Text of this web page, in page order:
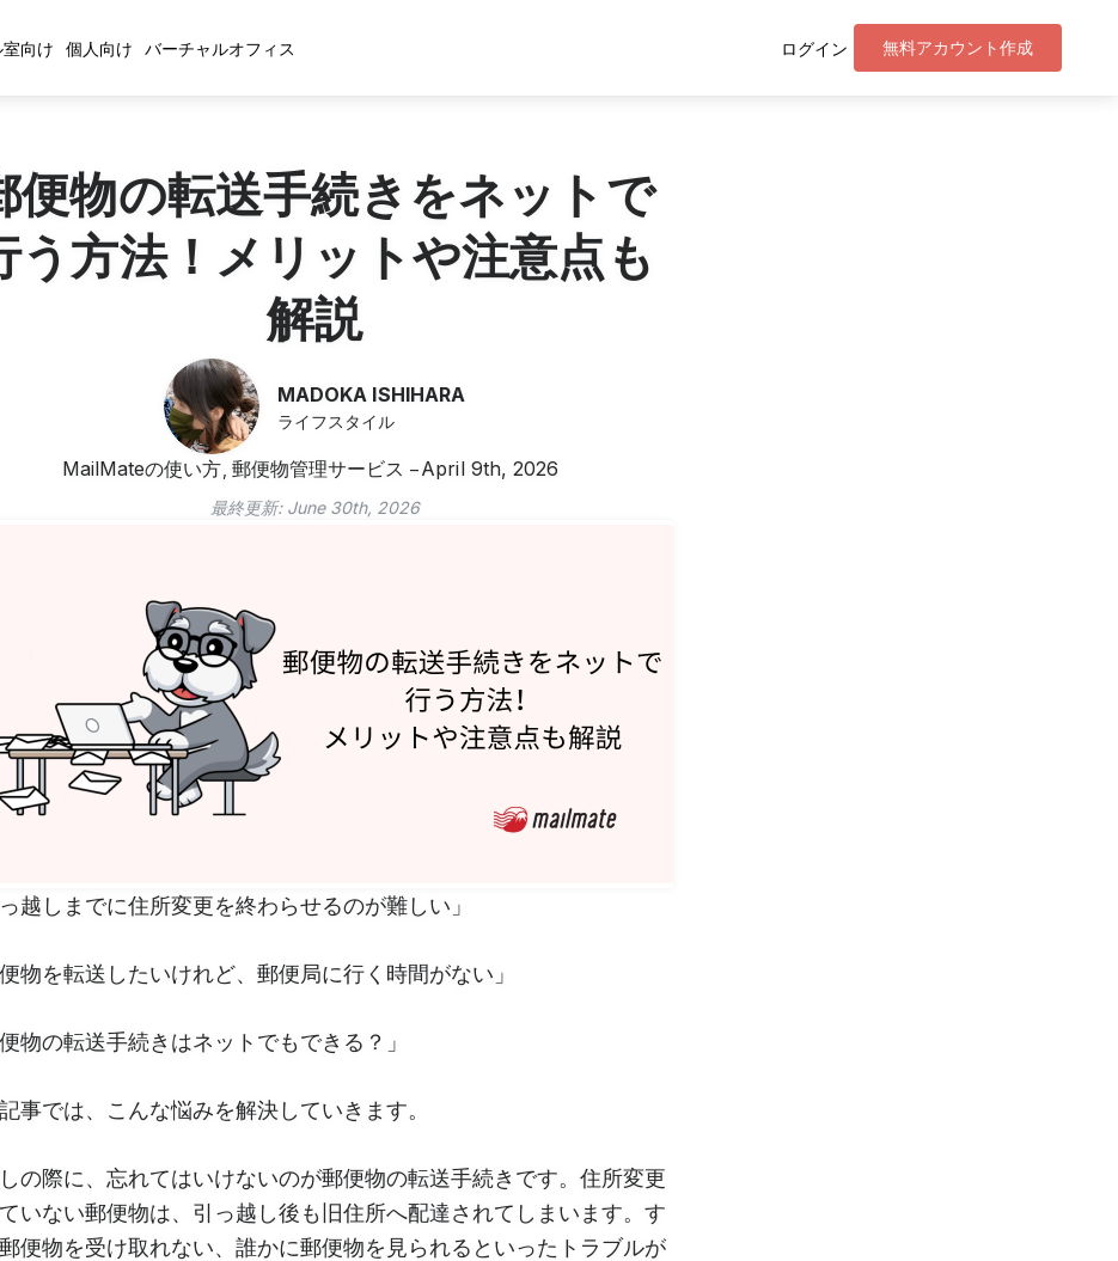
室向け 個人向け バーチャルオフィス 無料アカウント作成
ログイン
便物の転送手続きをネットで
う方法！メリットや注意点も
解説
MADOKA ISHIHARA
ライフスタイル
MailMateの使い方 郵便物管理サービス April 9th, 2026
最終更新: June 30th, 2026
っ越しまでに住所変更を終わらせるのが難しい」
便物を転送したいけれど、郵便局に行く時間がない」
便物の転送手続きはネットでもできる？」
事では、こんな悩みを解決していきます。
の際に、忘れてはいけないのが郵便物の転送手続きです。住所変更
いない郵便物は、引っ越し後も旧住所へ配達されてしまいます。す
便物を受け取れない、誰かに郵便物を見られるといったトラブルが